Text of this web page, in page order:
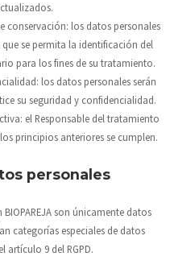
conservación: los datos personales
se permita la identificación del
para los fines de su tratamiento.
los datos personales serán
su seguridad y confidencialidad.
el Responsable del tratamiento
principios anteriores se cumplen.
personales
BIOPAREJAson únicamente datos
categorías especiales de datos
artículo 9 del RGPD.